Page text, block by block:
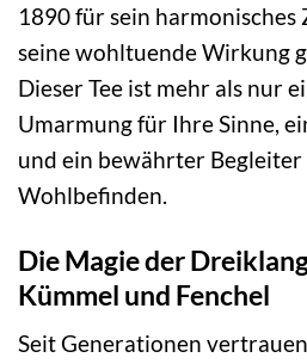
1890 für sein harmonisches
seine wohltuende Wirkung
Dieser Tee ist mehr als nur
Umarmung für Ihre Sinne,
und ein bewährter
Wohlbefinden.
Die Magie der
Kümmel und Fenchel
Seit Generationen